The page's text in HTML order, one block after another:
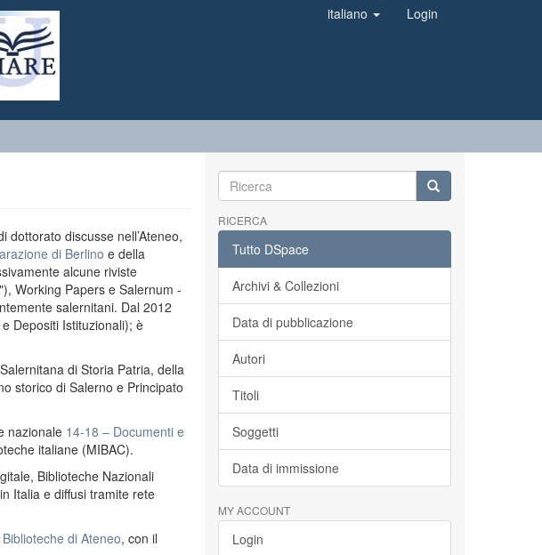
italiano Login
dottorato discusse nell’Ateneo,
di Berlino e della
alcune riviste
Working Papers e Salernum -
salernitani. Dal 2012
Depositi Istituzionali); è
di Storia Patria, della
storico di Salerno e Principato
nazionale 14-18 – Documenti e
italiane (MIBAC).
Biblioteche Nazionali
Italia e diffusi tramite rete
di Ateneo, con il
RICERCA
Tutto DSpace
Archivi & Collezioni
Data di pubblicazione
Autori
Titoli
Soggetti
Data di immissione
MY ACCOUNT
Login